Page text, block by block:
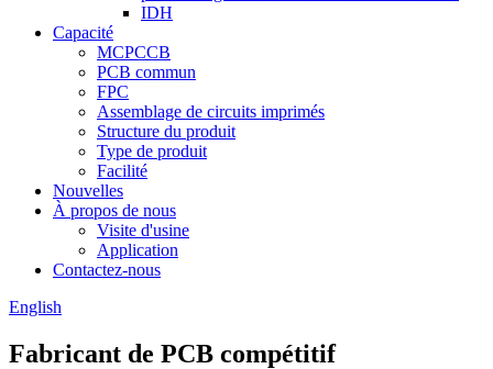
IDH
Capacité
MCPCCB
PCB commun
FPC
Assemblage de circuits imprimés
Structure du produit
Type de produit
Facilité
Nouvelles
À propos de nous
Visite d'usine
Application
Contactez-nous
English
Fabricant de PCB compétitif